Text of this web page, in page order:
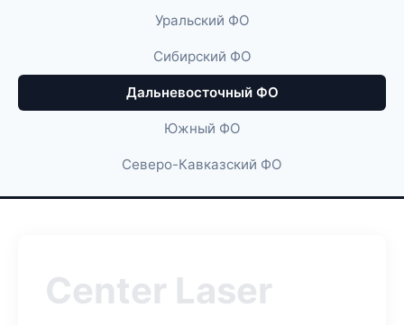
Уральский ФО
Сибирский ФО
Дальневосточный ФО
Южный ФО
Северо-Кавказский ФО
Center Laser